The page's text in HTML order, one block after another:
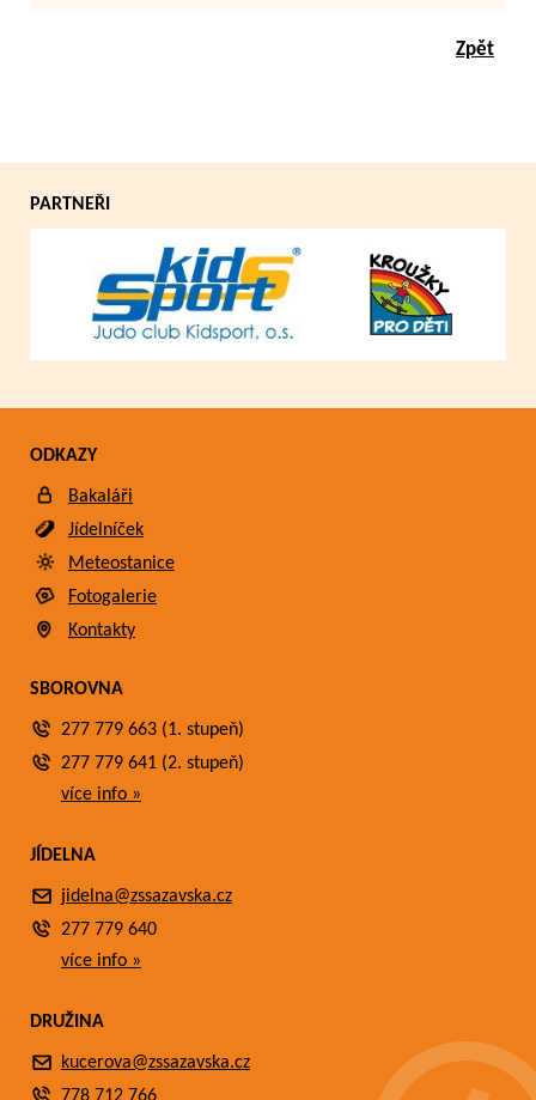
Zpět
PARTNEŘI
ODKAZY
Bakaláři
Jídelníček
Meteostanice
Fotogalerie
Kontakty
SBOROVNA
277 779 663 (1. stupeň)
277 779 641 (2. stupeň)
více info »
JÍDELNA
jidelna@zssazavska.cz
277 779 640
více info »
DRUŽINA
kucerova@zssazavska.cz